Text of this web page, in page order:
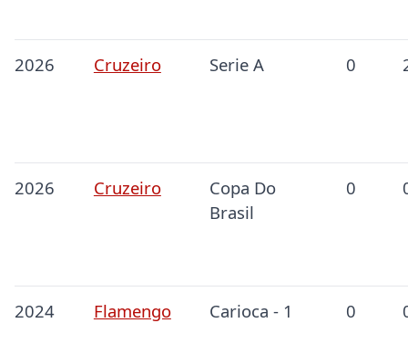
2026 Cruzeiro Serie A 0
2026 Cruzeiro
Copa Do
Brasil
0
2024 Flamengo Carioca - 1 0